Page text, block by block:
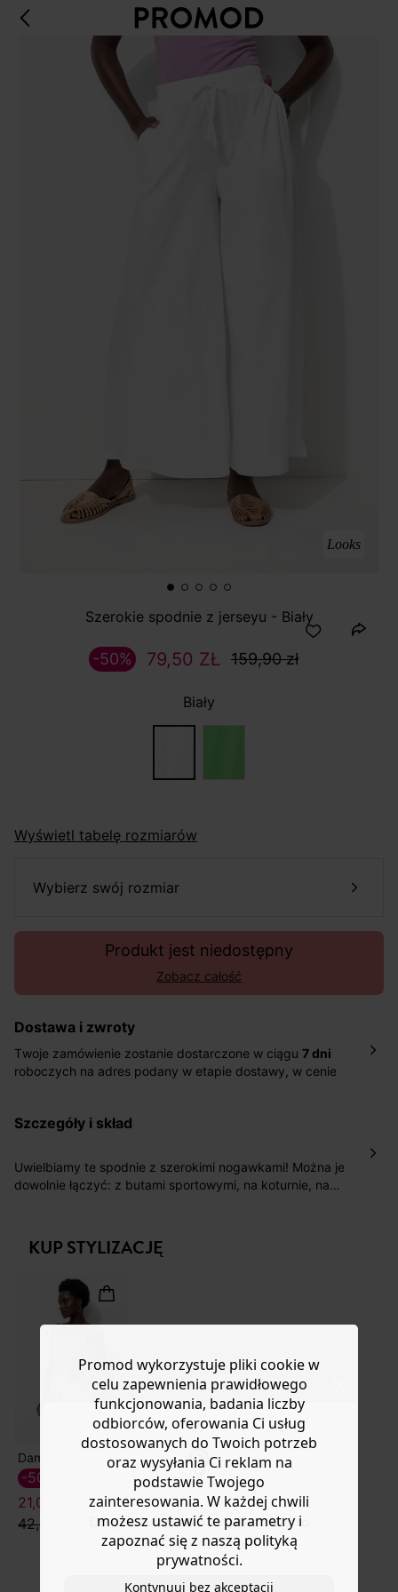
Do you want to be redirected to
www.promod.com ?
Looks
Szerokie spodnie z jerseyu - Biały
79,50 ZŁ 159,90 zł
-50%
Biały
Wyświetl tabelę rozmiarów
wybierz swój rozmiar
Produkt jest niedostępny
Zobacz całość
Dostawa i zwroty
Twoje zamówienie zostanie dostarczone w ciągu 7 dni
roboczych na adres podany w etapie dostawy, w cenie
pośrednictwem DHL Express.
roboczych do wybranego przez Ciebie paczkomatu , a
koszt przesyłki wynosi 9,40 zł.
Pomoc
szczegóły i skład
Uwielbiamy te spodnie z szerokimi nogawkami! Można je
dowolnie łączyć: z butami sportowymi, na koturnie, na
Wykonane z ekologicznej bawełny, uprawianej bez
pestycydów, nawozów chemicznych i GMO w celu
KUP STYLIZACJĘ
Damski top na ramiączkach
21,00 ZŁ
42,90 zł
-50%
Promod wykorzystuje pliki cookie w
celu zapewnienia prawidłowego
funkcjonowania, badania liczby
odbiorców, oferowania Ci usług
dostosowanych do Twoich potrzeb
oraz wysyłania Ci reklam na
podstawie Twojego
zainteresowania. W każdej chwili
możesz ustawić te parametry i
zapoznać się z naszą polityką
prywatności.
Kontynuuj bez akceptacji